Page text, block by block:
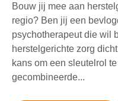
Bouw jij mee aan
regio? Ben jij een
psychotherapeut die wil
herstelgerichte zorg
kans om een sleutelrol
gecombineerde...